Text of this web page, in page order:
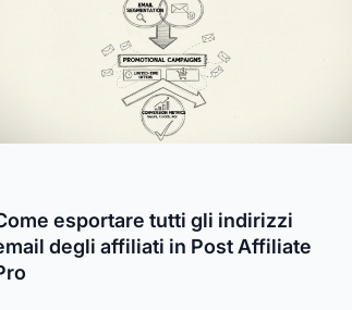
esportare tutti gli indirizzi
degli affiliati in Post Affiliate